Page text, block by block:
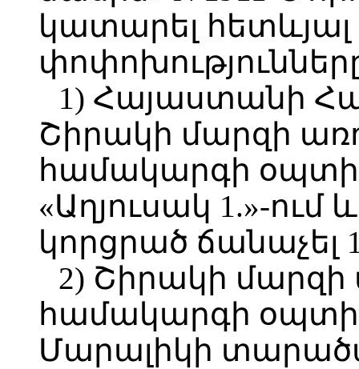
կատարել հետևյալ
1) Հայաստանի
Շիրակի մարզի
համակարգի
«Աղյուսակ 1.»-ում
կորցրած ճանաչել
2) Շիրակի
համակարգի
Մարալիկի